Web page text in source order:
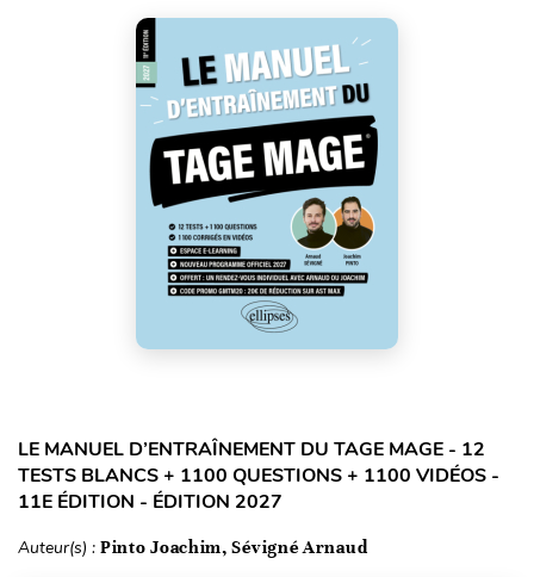
LE MANUEL D’ENTRAÎNEMENT DU TAGE MAGE - 12
TESTS BLANCS + 1100 QUESTIONS + 1100 VIDÉOS -
11E ÉDITION - ÉDITION 2027
Auteur(s) : Pinto Joachim, Sévigné Arnaud